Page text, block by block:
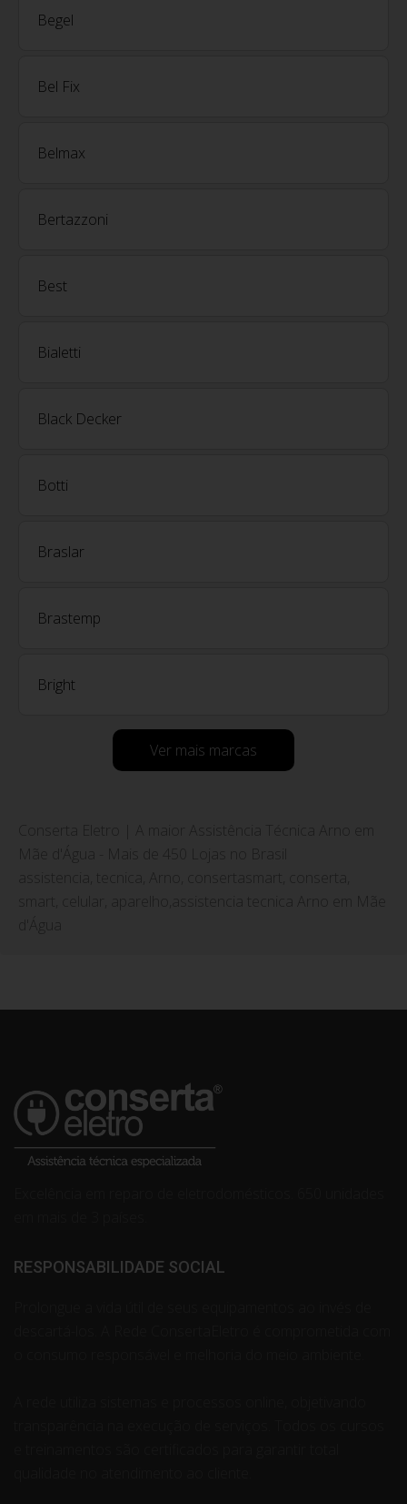
Begel
Bel Fix
Belmax
Bertazzoni
Best
Bialetti
Black Decker
Botti
Braslar
Brastemp
Bright
Ver mais marcas
Mãe d'Água - Mais de 450 Lojas no Brasil
d'Água
RESPONSABILIDADE SOCIAL